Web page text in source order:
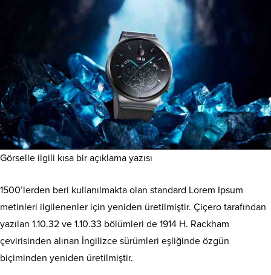
Görselle ilgili kısa bir açıklama yazısı
1500’lerden beri kullanılmakta olan standard Lorem Ipsum
metinleri ilgilenenler için yeniden üretilmiştir. Çiçero tarafından
yazılan 1.10.32 ve 1.10.33 bölümleri de 1914 H. Rackham
çevirisinden alınan İngilizce sürümleri eşliğinde özgün
biçiminden yeniden üretilmiştir.